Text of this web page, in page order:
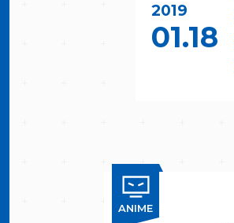
2019
01.18
ANIME